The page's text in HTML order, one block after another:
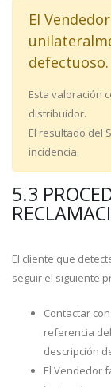
El
defectuoso.
Esta valoración
distribuidor.
El resultado del
incidencia.
5.3
El cliente que
seguir el siguiente
Contactar
referencia
descripción
El Vendedor